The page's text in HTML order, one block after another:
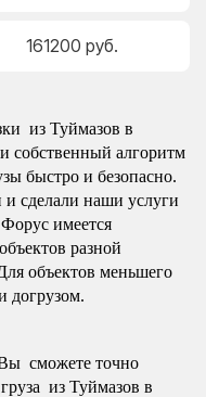
161200 руб.
из Туймазов в
собственный алгоритм
быстро и безопасно.
сделали наши услуги
имеется
разной
объектов меньшего
догрузом.
сможете точно
груза из Туймазов в